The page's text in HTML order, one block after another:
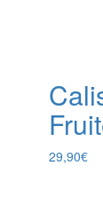
29,90€